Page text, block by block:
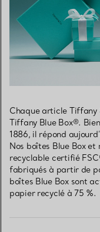
Chaque article Tiffany
Tiffany Blue Box®.
1886, il répond
Nos boîtes Blue Box
recyclable certifié
fabriqués à partir de
boîtes Blue Box sont
papier recyclé à 75 %.